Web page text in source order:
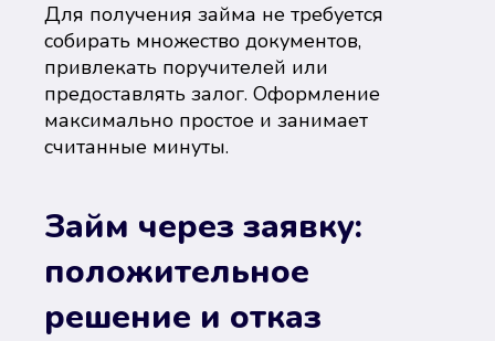
Для получения займа не требуется
собирать множество документов,
привлекать поручителей или
предоставлять залог. Оформление
максимально простое и занимает
считанные минуты.
Займ через заявку:
положительное
решение и отказ